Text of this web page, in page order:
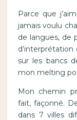
Parce que
jamais voulu
de langues, de
sur les bancs
mon melting
Mon chemin
fait, façonné.
dans 7 villes